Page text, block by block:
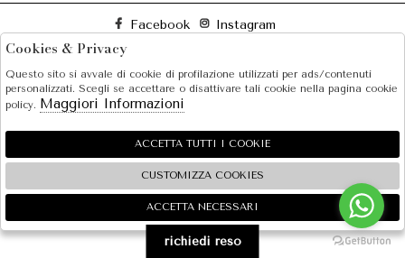
Facebook Instagram
SOLE S.R.L.
SHOPPING
EXTRA
2026 SOLE S.R.L. - P.iva : 07456781215 Powered byAteliersocietàgruppo Zucchetti
🍪
richiedi reso
Cookies & Privacy
Questo sito si avvale di cookie di profilazione utilizzati per ads/contenuti
personalizzati. Scegli se accettare o disattivare tali cookie nella pagina cookie
policy. Maggiori Informazioni
ACCETTA TUTTI I COOKIE
CUSTOMIZZA COOKIES
ACCETTA NECESSARI